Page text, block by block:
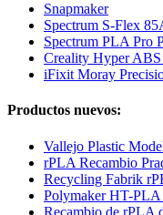
Snapmaker
Spectrum S-Flex
Spectrum PLA Pro
Creality Hyper
iFixit Moray
Productos nuevos:
Vallejo Plastic
rPLA Recambio
Recycling Fabrik
Polymaker HT-PLA
Recambio de rPLA